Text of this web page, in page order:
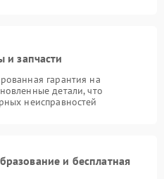
и запчасти
гарантия на
детали, что
неисправностей
и бесплатная